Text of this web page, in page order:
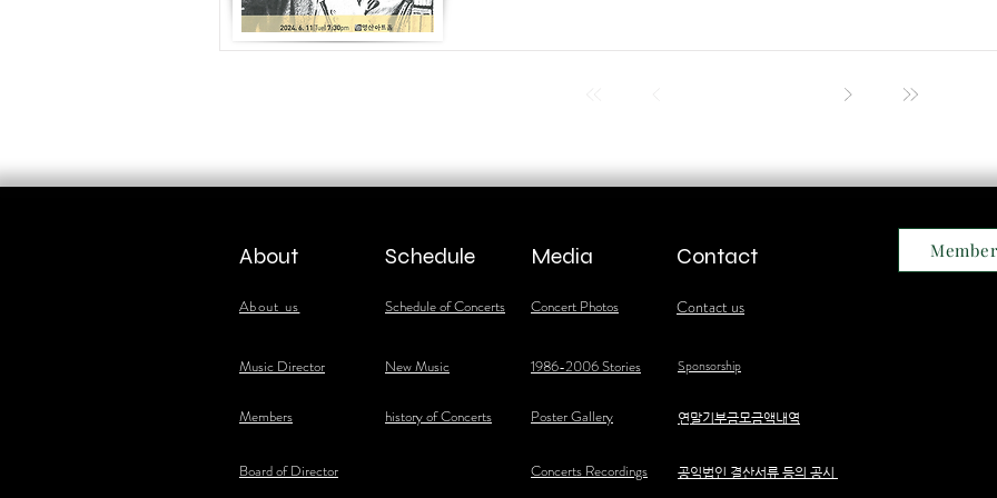
About
About us
​Music Director
​Members
Board of Director
Schedule
Schedule of Concerts
Media
Concert Photos
Contact
Contact us
New Music 1986-2006 Stories Sponsorship
history of Concerts Poster Gallery ​연말기부금모금액내역
Concerts Recordings 공익법인 결산서류 등의 공시